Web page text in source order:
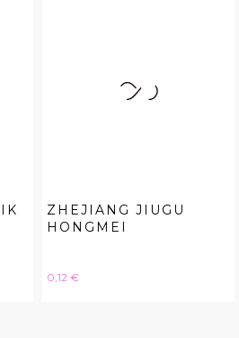
ZHEJIANG JIUGU
HONGMEI
Hinta
0,12 €